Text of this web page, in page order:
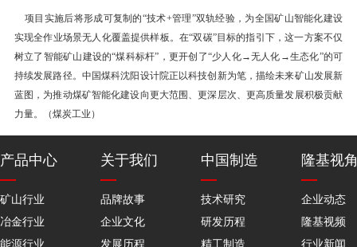
项目实施后将形成可复制的“技术+管理”双轨经验，为全国矿山智能化建设
实现全作业场景无人化覆盖提供样板。在“双碳”目标的指引下，这一方案不仅
树立了智能矿山建设的“煤科标杆”，更开创了“少人化→无人化→生态化”的可
持续发展路径。中国煤科沈阳设计院正以科技创新为笔，描绘未来矿山发展新
蓝图，为推动煤矿智能化建设向更大范围、更深层次、更高质量发展积极贡献
力量。（煤炭工业）
产品中心
矿山行业
冶金行业
能源行业
关于我们
品牌故事
企业文化
发展历程
中国制造
技术研究
研发历程
精工制造
隆基视
企业动态
隆基视频
行业新闻